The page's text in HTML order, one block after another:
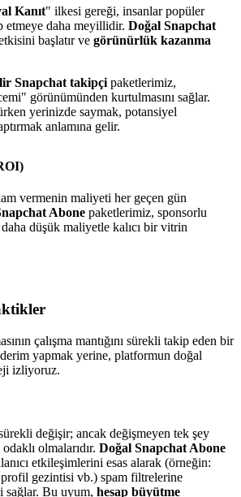
Kanıt" ilkesi gereği, insanlar popüler
etmeye daha meyillidir. Doğal Snapchat
başlatır ve görünürlük kazanma
Snapchat takipçi paketlerimiz,
görünümünden kurtulmasını sağlar.
yerinizde saymak, potansiyel
anlamına gelir.
vermenin maliyeti her geçen gün
Abone paketlerimiz, sponsorlu
düşük maliyetle kalıcı bir vitrin
çalışma mantığını sürekli takip eden bir
yapmak yerine, platformun doğal
izliyoruz.
değişir; ancak değişmeyen tek şey
olmalarıdır. Doğal Snapchat Abone
etkileşimlerini esas alarak (örneğin:
gezintisi vb.) spam filtrelerine
sağlar. Bu uyum, hesap büyütme